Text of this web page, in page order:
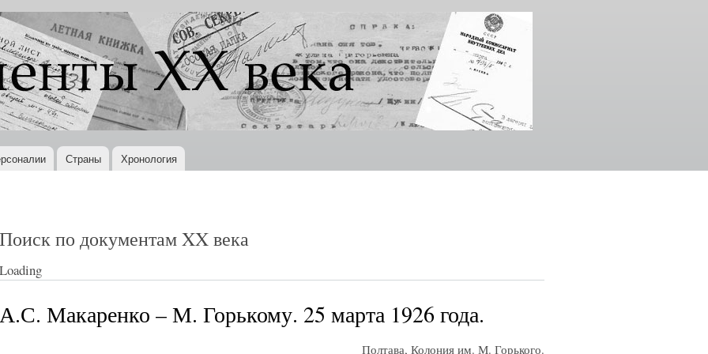
Перейти к
основному
содержанию
Страны Хронология
Поиск по документам XX века
Loading
А.С. Макаренко – М. Горькому. 25 марта 1926 года.
Полтава, Колония им. М. Горького.